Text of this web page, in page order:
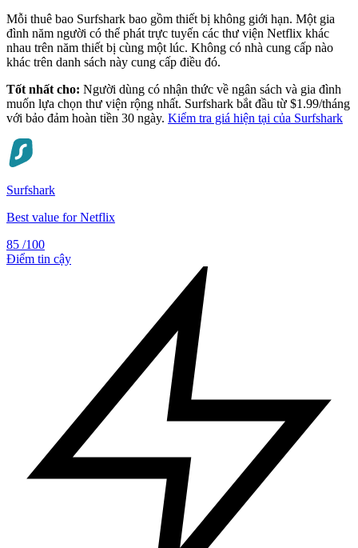
Mỗi thuê bao Surfshark bao gồm thiết bị không giới hạn. Một gia
đình năm người có thể phát trực tuyến các thư viện Netflix khác
nhau trên năm thiết bị cùng một lúc. Không có nhà cung cấp nào
khác trên danh sách này cung cấp điều đó.
Tốt nhất cho: Người dùng có nhận thức về ngân sách và gia đình
muốn lựa chọn thư viện rộng nhất. Surfshark bắt đầu từ $1.99/tháng
với bảo đảm hoàn tiền 30 ngày. Kiểm tra giá hiện tại của Surfshark
Surfshark
Best value for Netflix
85 /100
Điểm tin cậy